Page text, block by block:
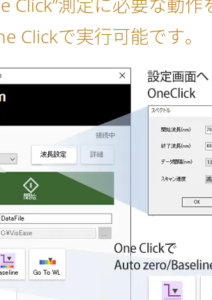
Clickで実行可能です。